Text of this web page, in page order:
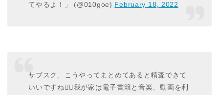
てやるよ！」 (@010goe) February 18, 2022
サブスク、こうやってまとめてあると精査できて
いいですね👍🏻我が家は電子書籍と音楽、動画を利